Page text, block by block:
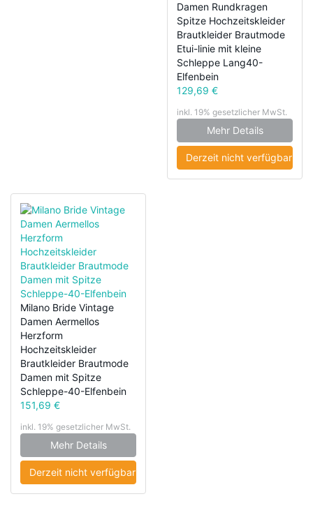
Damen Rundkragen
Spitze Hochzeitskleider
Brautkleider Brautmode
Etui-linie mit kleine
Schleppe Lang40-
Elfenbein
129,69 €
inkl. 19% gesetzlicher MwSt.
Mehr Details
Derzeit nicht verfügbar
Milano Bride Vintage
Damen Aermellos
Herzform
Hochzeitskleider
Brautkleider Brautmode
Damen mit Spitze
Schleppe-40-Elfenbein
151,69 €
inkl. 19% gesetzlicher MwSt.
Mehr Details
Derzeit nicht verfügbar